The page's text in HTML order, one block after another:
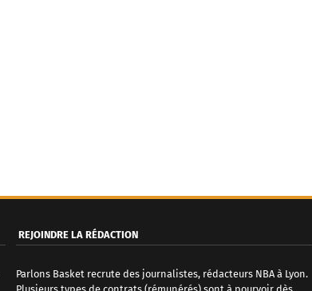
REJOINDRE LA RÉDACTION
Parlons Basket recrute des journalistes, rédacteurs NBA à Lyon.